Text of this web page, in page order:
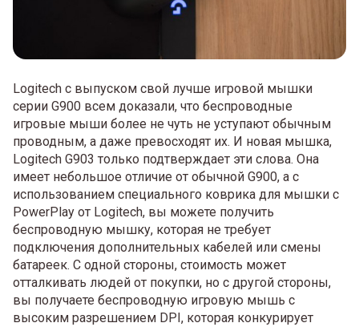
Logitech с выпуском свой лучше игровой мышки
серии G900 всем доказали, что беспроводные
игровые мыши более не чуть не уступают обычным
проводным, а даже превосходят их. И новая мышка,
Logitech G903 только подтверждает эти слова. Она
имеет небольшое отличие от обычной G900, а с
использованием специального коврика для мышки с
PowerPlay от Logitech, вы можете получить
беспроводную мышку, которая не требует
подключения дополнительных кабелей или смены
батареек. С одной стороны, стоимость может
отталкивать людей от покупки, но с другой стороны,
вы получаете беспроводную игровую мышь с
высоким разрешением DPI, которая конкурирует